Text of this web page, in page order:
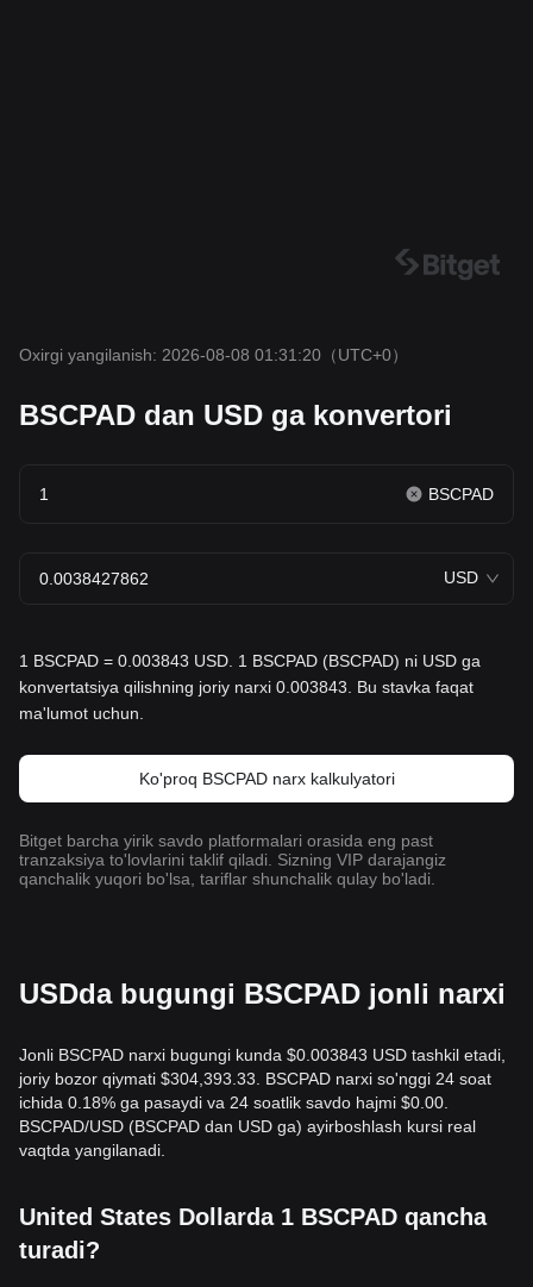
Oxirgi yangilanish: 2026-08-08 01:31:20 （UTC+0）
BSCPAD dan USD ga konvertori
BSCPAD
USD
1 BSCPAD = 0.003843 USD. 1 BSCPAD (BSCPAD) ni USD ga
konvertatsiya qilishning joriy narxi 0.003843. Bu stavka faqat
ma'lumot uchun.
Ko'proq BSCPAD narx kalkulyatori
Bitget barcha yirik savdo platformalari orasida eng past
tranzaksiya to'lovlarini taklif qiladi. Sizning VIP darajangiz
qanchalik yuqori bo'lsa, tariflar shunchalik qulay bo'ladi.
USDda bugungi BSCPAD jonli narxi
Jonli BSCPAD narxi bugungi kunda $0.003843 USD tashkil etadi,
joriy bozor qiymati $304,393.33. BSCPAD narxi so'nggi 24 soat
ichida 0.18% ga pasaydi va 24 soatlik savdo hajmi $0.00.
BSCPAD/USD (BSCPAD dan USD ga) ayirboshlash kursi real
vaqtda yangilanadi.
United States Dollarda 1 BSCPAD qancha
turadi?